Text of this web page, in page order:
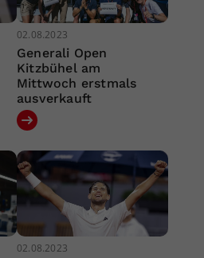
02.08.2023
Generali Open
Kitzbühel am
Mittwoch erstmals
ausverkauft
02.08.2023